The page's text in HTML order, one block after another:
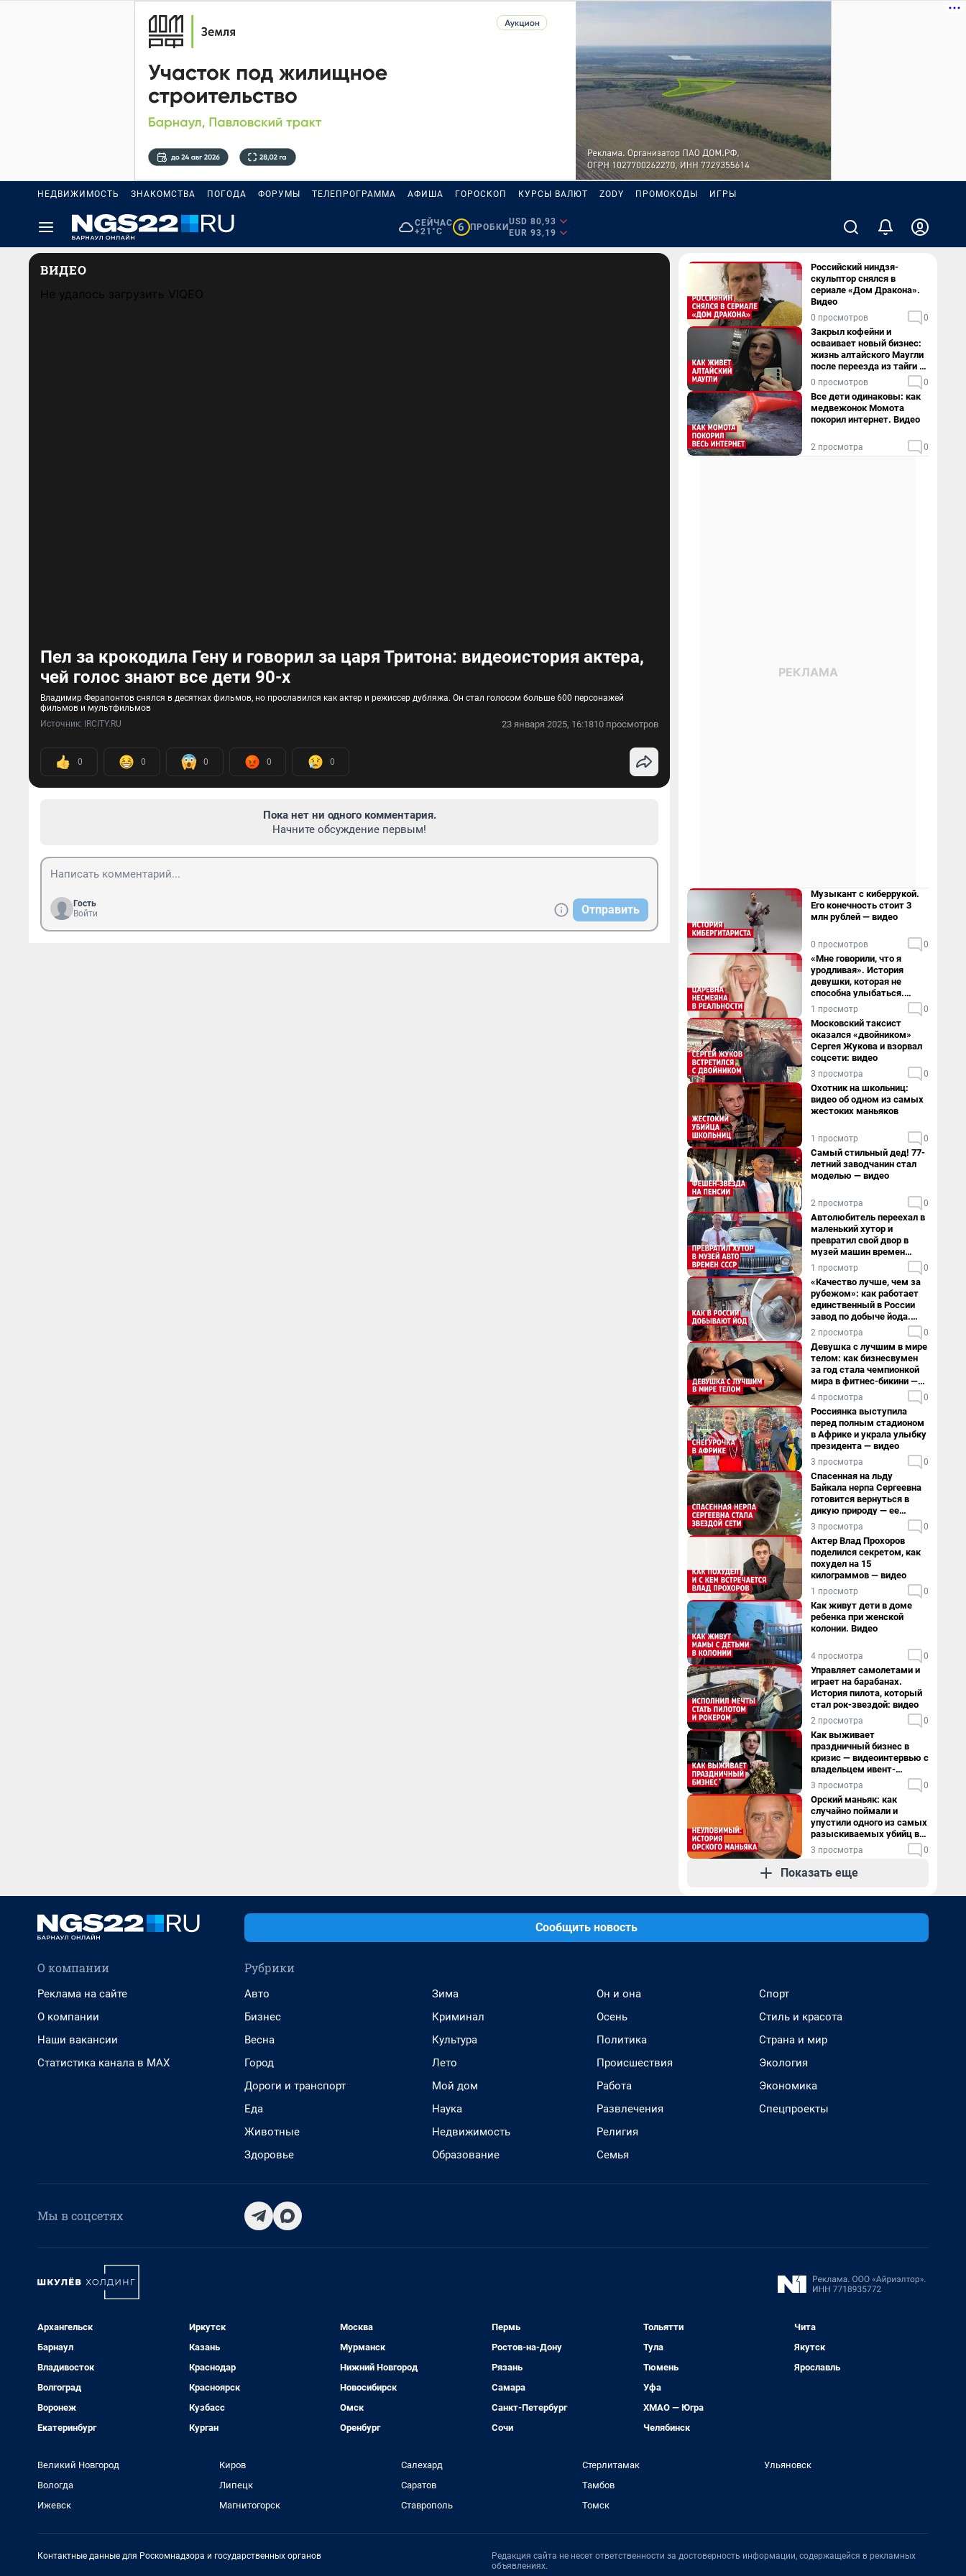
НЕДВИЖИМОСТЬ ЗНАКОМСТВА ПОГОДА ФОРУМЫ ТЕЛЕПРОГРАММА АФИША ГОРОСКОП КУРСЫ ВАЛЮТ ZODY ПРОМОКОДЫ ИГРЫ
СЕЙЧАС
+21°C
6 ПРОБКИ
USD 80,93
EUR 93,19
ВИДЕО
Не удалось загрузить VIQEO
Пел за крокодила Гену и говорил за царя Тритона: видеоистория актера,
чей голос знают все дети 90-х
Владимир Ферапонтов снялся в десятках фильмов, но прославился как актер и режиссер дубляжа. Он стал голосом больше 600 персонажей
фильмов и мультфильмов
Источник: IRCITY.RU 23 января 2025, 16:1810 просмотров
0 0 0 0 0
Пока нет ни одного комментария.
Начните обсуждение первым!
Гость
Войти
Отправить
Российский ниндзя-
скульптор снялся в
сериале «Дом Дракона».
Видео
0 просмотров 0
Закрыл кофейни и
осваивает новый бизнес:
жизнь алтайского Маугли
после переезда из тайги в
столицу
0 просмотров 0
Все дети одинаковы: как
медвежонок Момота
покорил интернет. Видео
2 просмотра 0
Музыкант с киберрукой.
Его конечность стоит 3
млн рублей — видео
0 просмотров 0
«Мне говорили, что я
уродливая». История
девушки, которая не
способна улыбаться.
Видео
1 просмотр 0
Московский таксист
оказался «двойником»
Сергея Жукова и взорвал
соцсети: видео
3 просмотра 0
Охотник на школьниц:
видео об одном из самых
жестоких маньяков
1 просмотр 0
Самый стильный дед! 77-
летний заводчанин стал
моделью — видео
2 просмотра 0
Автолюбитель переехал в
маленький хутор и
превратил свой двор в
музей машин времен
СССР. Видео
1 просмотр 0
«Качество лучше, чем за
рубежом»: как работает
единственный в России
завод по добыче йода.
Видео
2 просмотра 0
Девушка с лучшим в мире
телом: как бизнесвумен
за год стала чемпионкой
мира в фитнес-бикини —
видео
4 просмотра 0
Россиянка выступила
перед полным стадионом
в Африке и украла улыбку
президента — видео
3 просмотра 0
Спасенная на льду
Байкала нерпа Сергеевна
готовится вернуться в
дикую природу — ее
видеоистория
3 просмотра 0
Актер Влад Прохоров
поделился секретом, как
похудел на 15
килограммов — видео
1 просмотр 0
Как живут дети в доме
ребенка при женской
колонии. Видео
4 просмотра 0
Управляет самолетами и
играет на барабанах.
История пилота, который
стал рок-звездой: видео
2 просмотра 0
Как выживает
праздничный бизнес в
кризис — видеоинтервью с
владельцем ивент-
агентства
3 просмотра 0
Орский маньяк: как
случайно поймали и
упустили одного из самых
разыскиваемых убийц в
России. Видео
3 просмотра 0
Показать еще
Сообщить новость
О компании
Реклама на сайте
О компании
Наши вакансии
Статистика канала в MAX
Рубрики
Авто
Бизнес
Весна
Город
Дороги и транспорт
Еда
Животные
Здоровье
Зима
Криминал
Культура
Лето
Мой дом
Наука
Недвижимость
Образование
Он и она
Осень
Политика
Происшествия
Работа
Развлечения
Религия
Семья
Спорт
Стиль и красота
Страна и мир
Экология
Экономика
Спецпроекты
Мы в соцсетях
Архангельск
Барнаул
Владивосток
Волгоград
Воронеж
Екатеринбург
Иркутск
Казань
Краснодар
Красноярск
Кузбасс
Курган
Москва
Мурманск
Нижний Новгород
Новосибирск
Омск
Оренбург
Пермь
Ростов-на-Дону
Рязань
Самара
Санкт-Петербург
Сочи
Тольятти
Тула
Тюмень
Уфа
ХМАО — Югра
Челябинск
Чита
Якутск
Ярославль
Великий Новгород
Вологда
Ижевск
Киров
Липецк
Магнитогорск
Салехард
Саратов
Ставрополь
Стерлитамак
Тамбов
Томск
Ульяновск
Контактные данные для Роскомнадзора и государственных органов
Редакция сайта не несет ответственности за достоверность информации, содержащейся в рекламных
объявлениях.